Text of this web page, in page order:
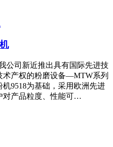
公司新近推出具有国际先进技
术产权的粉磨设备—MTW系列
9518为基础，采用欧洲先进
对产品粒度、性能可…